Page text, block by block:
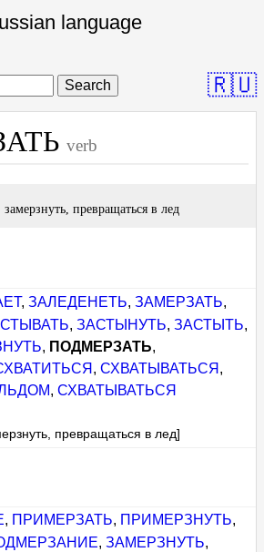
language
Search 🇷🇺
verb
замерзнуть, превращаться в лед
, ЗАЛЕДЕНЕТЬ, ЗАМЕРЗАТЬ,
,ЗАСТЫНУТЬ,ЗАСТЫТЬ,
, ПОДМЕРЗАТЬ,
,СХВАТЫВАТЬСЯ ,
,СХВАТЫВАТЬСЯ
превращаться в лед]
, ПРИМЕРЗАТЬ, ПРИМЕРЗНУТЬ,
,ЗАМЕРЗНУТЬ,